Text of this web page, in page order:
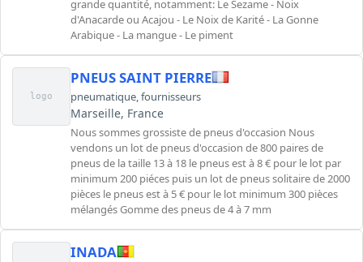
grande quantité, notamment: Le Sezame - Noix
d'Anacarde ou Acajou - Le Noix de Karité - La Gonne
Arabique - La mangue - Le piment
logo
PNEUS SAINT PIERRE
pneumatique,fournisseurs
Marseille, France
Nous sommes grossiste de pneus d'occasion Nous
vendons un lot de pneus d'occasion de 800 paires de
pneus de la taille 13 à 18 le pneus est à 8 € pour le lot par
minimum 200 piéces puis un lot de pneus solitaire de 2000
pièces le pneus est à 5 € pour le lot minimum 300 pièces
mélangés Gomme des pneus de 4 à 7 mm
INADA